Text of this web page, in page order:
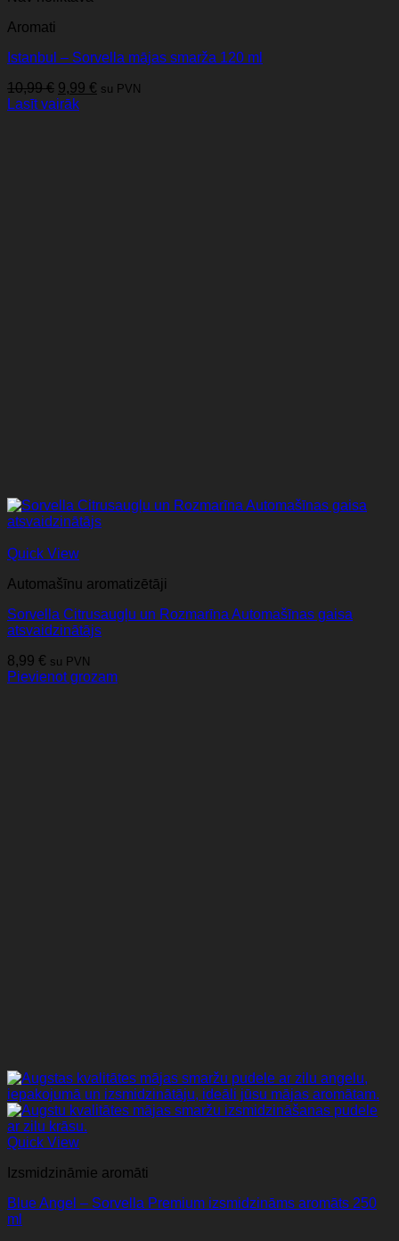
Aromati
Istanbul – Sorvella mājas smarža 120 ml
10,99€ Original
price
9,99 € Current
su PVN
Lasīt vairāk
Quick View
Automašīnu aromatizētāji
Sorvella Citrusaugļu un Rozmarīna Automašīnas gaisa
atsvaidzinātājs
8,99 € su PVN
Pievienot grozam
Quick View
Izsmidzināmie aromāti
Blue Angel – Sorvella Premium izsmidzināms aromāts 250
ml